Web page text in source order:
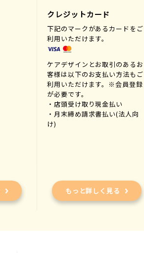
クレジットカード
下記のマークがあるカードをご
利用いただけます。
ケアデザインとお取引のあるお
客様は以下のお支払い方法もご
利用いただけます。※会員登録
が必要です。
・店頭受け取り現金払い
・月末締め請求書払い(法人向
け)
もっと詳しく見る